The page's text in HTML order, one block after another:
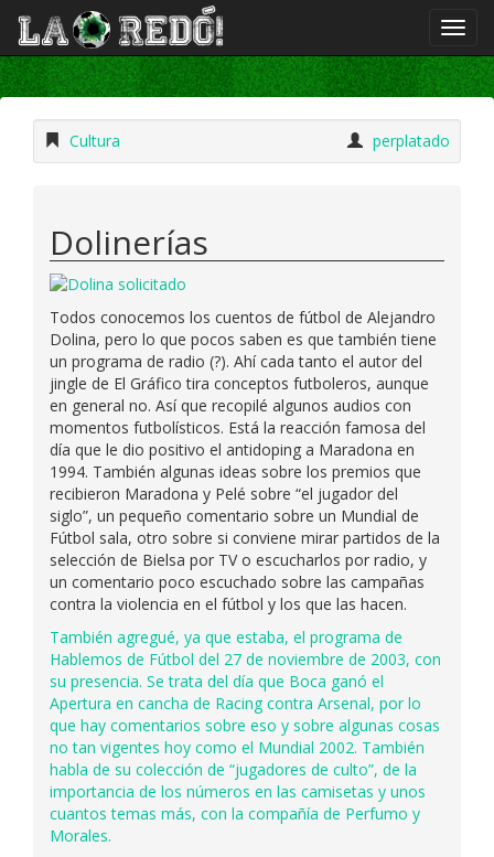
Cultura perplatado
Dolinerías
Todos conocemos los cuentos de fútbol de Alejandro
Dolina, pero lo que pocos saben es que también tiene
un programa de radio (?). Ahí cada tanto el autor del
jingle de El Gráfico tira conceptos futboleros, aunque
en general no. Así que recopilé algunos audios con
momentos futbolísticos. Está la reacción famosa del
día que le dio positivo el antidoping a Maradona en
1994. También algunas ideas sobre los premios que
recibieron Maradona y Pelé sobre “el jugador del
siglo”, un pequeño comentario sobre un Mundial de
Fútbol sala, otro sobre si conviene mirar partidos de la
selección de Bielsa por TV o escucharlos por radio, y
un comentario poco escuchado sobre las campañas
contra la violencia en el fútbol y los que las hacen.
También agregué, ya que estaba, el programa de
Hablemos de Fútbol del 27 de noviembre de 2003, con
su presencia. Se trata del día que Boca ganó el
Apertura en cancha de Racing contra Arsenal, por lo
que hay comentarios sobre eso y sobre algunas cosas
no tan vigentes hoy como el Mundial 2002. También
habla de su colección de “jugadores de culto”, de la
importancia de los números en las camisetas y unos
cuantos temas más, con la compañía de Perfumo y
Morales.